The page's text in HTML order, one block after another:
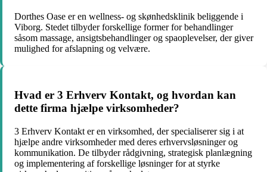
Dorthes Oase er en wellness- og skønhedsklinik beliggende i
Viborg. Stedet tilbyder forskellige former for behandlinger
såsom massage, ansigtsbehandlinger og spaoplevelser, der giver
mulighed for afslapning og velvære.
Hvad er 3 Erhverv Kontakt, og hvordan kan
dette firma hjælpe virksomheder?
3 Erhverv Kontakt er en virksomhed, der specialiserer sig i at
hjælpe andre virksomheder med deres erhvervsløsninger og
kommunikation. De tilbyder rådgivning, strategisk planlægning
og implementering af forskellige løsninger for at styrke